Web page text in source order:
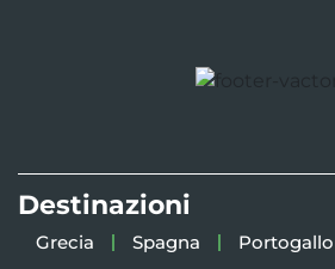
Destinazioni
Grecia Spagna Portogallo